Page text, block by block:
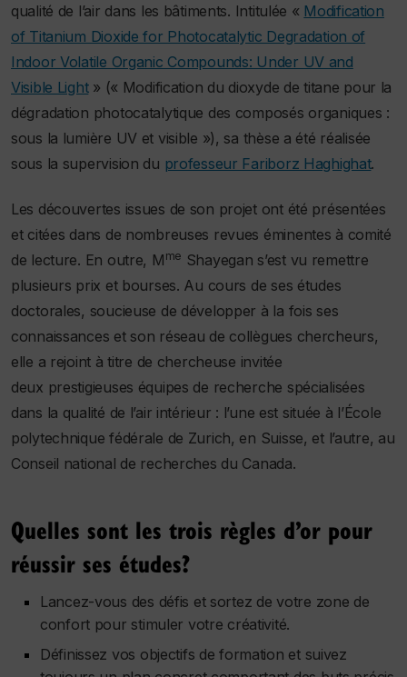
qualité de l’air dans les bâtiments. Intitulée « Modification
of Titanium Dioxide for Photocatalytic Degradation of
Indoor Volatile Organic Compounds: Under UV and
Visible Light» (« Modification du dioxyde de titane pour la
dégradation photocatalytique des composés organiques :
sous la lumière UV et visible »), sa thèse a été réalisée
sous la supervision du professeur Fariborz Haghighat.
Les découvertes issues de son projet ont été présentées
et citées dans de nombreuses revues éminentes à comité
de lecture. En outre, M me Shayegan s’est vu remettre
plusieurs prix et bourses. Au cours de ses études
doctorales, soucieuse de développer à la fois ses
connaissances et son réseau de collègues chercheurs,
elle a rejoint à titre de chercheuse invitée
deux prestigieuses équipes de recherche spécialisées
dans la qualité de l’air intérieur : l’une est située à l’École
polytechnique fédérale de Zurich, en Suisse, et l’autre, au
Conseil national de recherches du Canada.
Quelles sont les trois règles d’or pour
réussir ses études?
Lancez-vous des défis et sortez de votre zone de
confort pour stimuler votre créativité.
Définissez vos objectifs de formation et suivez